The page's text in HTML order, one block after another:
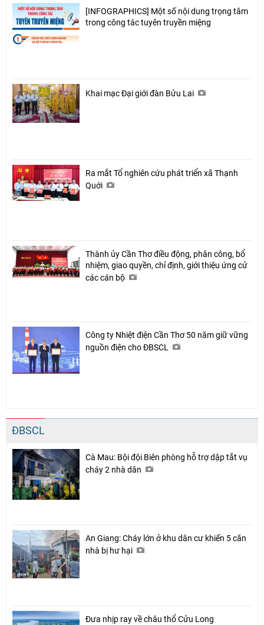
[INFOGRAPHICS] Một số nội dung trọng tâm
trong công tác tuyên truyền miệng
Khai mạc Đại giới đàn Bửu Lai
Ra mắt Tổ nghiên cứu phát triển xã Thạnh
Quới
Thành ủy Cần Thơ điều động, phân công, bổ
nhiệm, giao quyền, chỉ định, giới thiệu ứng cử
các cán bộ
Công ty Nhiệt điện Cần Thơ 50 năm giữ vững
nguồn điện cho ĐBSCL
ĐBSCL
Cà Mau: Bội đội Biên phòng hỗ trợ dập tắt vụ
cháy 2 nhà dân
An Giang: Cháy lớn ở khu dân cư khiến 5 căn
nhà bị hư hại
Đưa nhịp ray về châu thổ Cửu Long